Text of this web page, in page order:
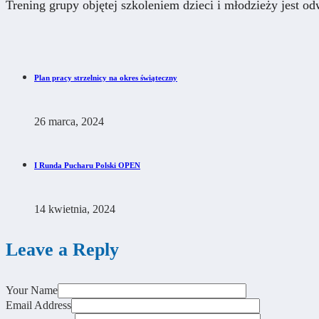
Trening grupy objętej szkoleniem dzieci i młodzieży jest
Plan pracy strzelnicy na okres świąteczny
26 marca, 2024
I Runda Pucharu Polski OPEN
14 kwietnia, 2024
Leave a Reply
Your Name
Email Address